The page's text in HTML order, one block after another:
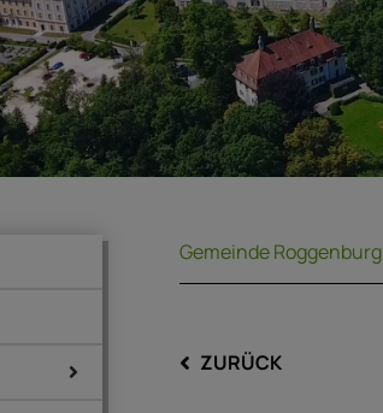
Gemeinde Roggenburg
ZURÜCK